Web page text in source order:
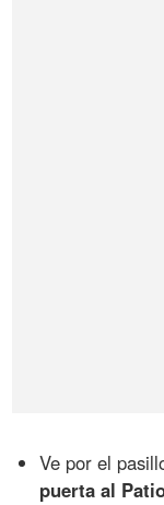
Ve por el
puerta al